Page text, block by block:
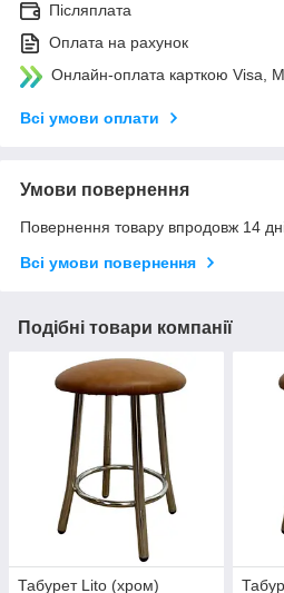
Післяплата
Оплата на рахунок
Онлайн-оплата карткою Visa,
Всі умови оплати
Умови повернення
Повернення товару впродовж 14
Всі умови повернення
Подібні товари компанії
Табурет Lito (хром)